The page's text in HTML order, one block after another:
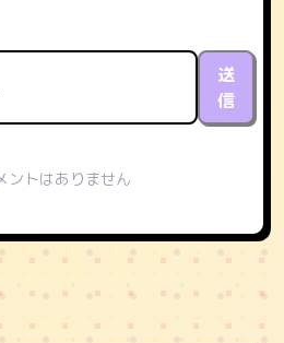
送
信
ントはありません